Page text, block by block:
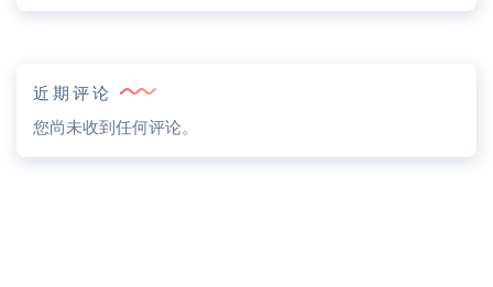
近期评论
您尚未收到任何评论。